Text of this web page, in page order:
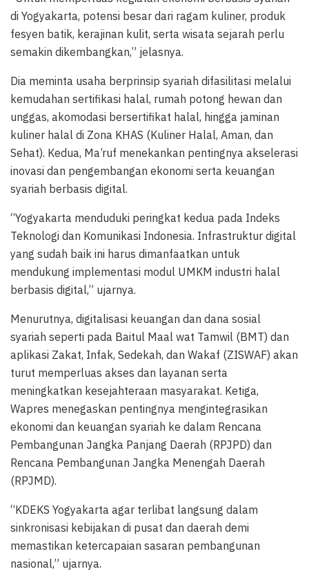
di Yogyakarta, potensi besar dari ragam kuliner, produk
fesyen batik, kerajinan kulit, serta wisata sejarah perlu
semakin dikembangkan,” jelasnya.
Dia meminta usaha berprinsip syariah difasilitasi melalui
kemudahan sertifikasi halal, rumah potong hewan dan
unggas, akomodasi bersertifikat halal, hingga jaminan
kuliner halal di Zona KHAS (Kuliner Halal, Aman, dan
Sehat). Kedua, Ma’ruf menekankan pentingnya akselerasi
inovasi dan pengembangan ekonomi serta keuangan
syariah berbasis digital.
“Yogyakarta menduduki peringkat kedua pada Indeks
Teknologi dan Komunikasi Indonesia. Infrastruktur digital
yang sudah baik ini harus dimanfaatkan untuk
mendukung implementasi modul UMKM industri halal
berbasis digital,” ujarnya.
Menurutnya, digitalisasi keuangan dan dana sosial
syariah seperti pada Baitul Maal wat Tamwil (BMT) dan
aplikasi Zakat, Infak, Sedekah, dan Wakaf (ZISWAF) akan
turut memperluas akses dan layanan serta
meningkatkan kesejahteraan masyarakat. Ketiga,
Wapres menegaskan pentingnya mengintegrasikan
ekonomi dan keuangan syariah ke dalam Rencana
Pembangunan Jangka Panjang Daerah (RPJPD) dan
Rencana Pembangunan Jangka Menengah Daerah
(RPJMD).
“KDEKS Yogyakarta agar terlibat langsung dalam
sinkronisasi kebijakan di pusat dan daerah demi
memastikan ketercapaian sasaran pembangunan
nasional,” ujarnya.